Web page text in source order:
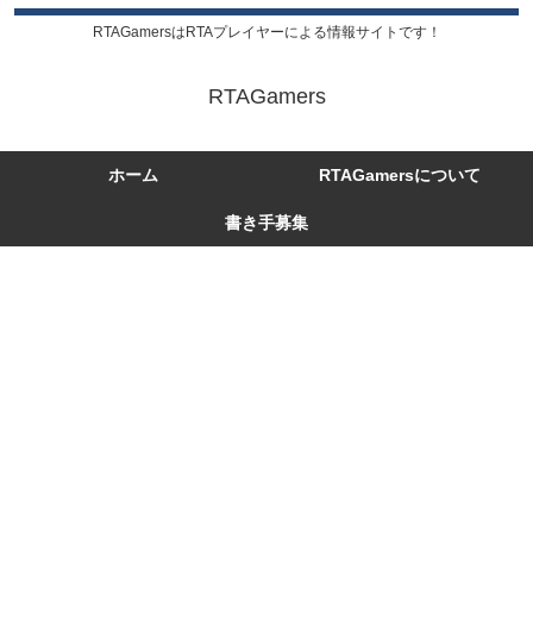
RTAGamersはRTAプレイヤーによる情報サイトです！
RTAGamers
ホーム RTAGamersについて
書き手募集